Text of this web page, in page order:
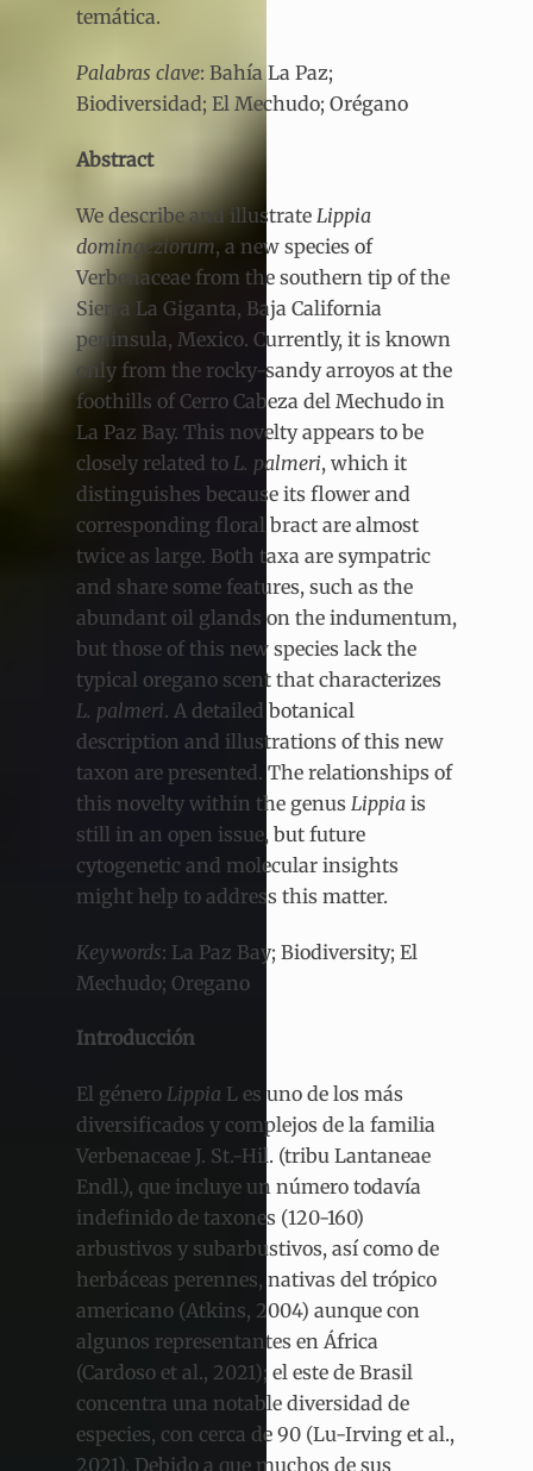
temática.
Palabras clave: Bahía La Paz;
Biodiversidad; El Mechudo; Orégano
Abstract
We describe and illustrate Lippia
domingeziorum, a new species of
Verbenaceae from the southern tip of the
Sierra La Giganta, Baja California
peninsula, Mexico. Currently, it is known
only from the rocky-sandy arroyos at the
foothills of Cerro Cabeza del Mechudo in
La Paz Bay. This novelty appears to be
closely related to L. palmeri, which it
distinguishes because its flower and
corresponding floral bract are almost
twice as large. Both taxa are sympatric
and share some features, such as the
abundant oil glands on the indumentum,
but those of this new species lack the
typical oregano scent that characterizes
L. palmeri. A detailed botanical
description and illustrations of this new
taxon are presented. The relationships of
this novelty within the genus Lippia is
still in an open issue, but future
cytogenetic and molecular insights
might help to address this matter.
Keywords: La Paz Bay; Biodiversity; El
Mechudo; Oregano
Introducción
El género Lippia L es uno de los más
diversificados y complejos de la familia
Verbenaceae J. St.-Hil. (tribu Lantaneae
Endl.), que incluye un número todavía
indefinido de taxones (120-160)
arbustivos y subarbustivos, así como de
herbáceas perennes, nativas del trópico
americano (Atkins, 2004) aunque con
algunos representantes en África
(Cardoso et al., 2021); el este de Brasil
concentra una notable diversidad de
especies, con cerca de 90 (Lu-Irving et al.,
2021). Debido a que muchos de sus